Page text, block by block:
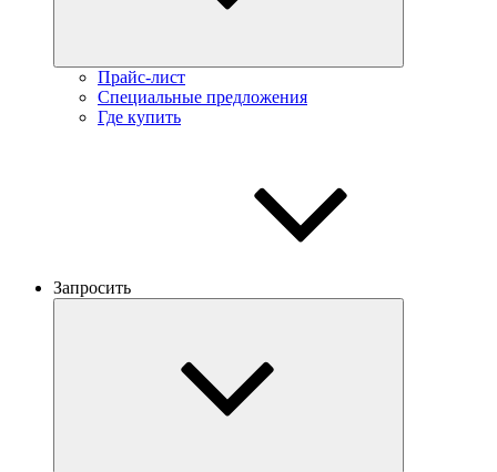
Прайс-лист
Специальные предложения
Где купить
Запросить